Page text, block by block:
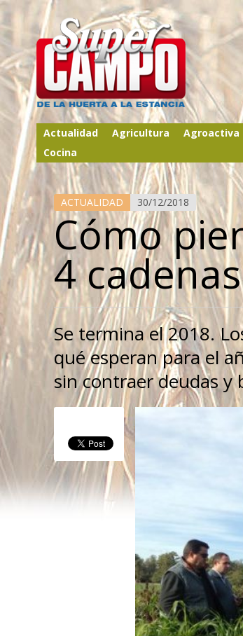
Actualidad Agricultura Agroactiva
Cocina
ACTUALIDAD 30/12/2018
Cómo
4
Se termina el 2018.
qué esperan para el
sin contraer deudas y